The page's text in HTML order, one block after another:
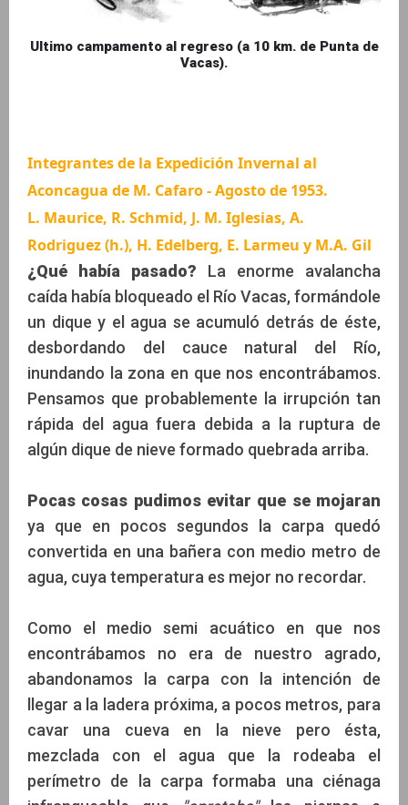
Ultimo campamento al regreso (a 10 km. de Punta de
Vacas).
Integrantes de la Expedición Invernal al
Aconcagua de M. Cafaro - Agosto de 1953.
L. Maurice, R. Schmid, J. M. Iglesias, A.
Rodriguez (h.), H. Edelberg, E. Larmeu y M.A. Gil
¿Qué había pasado? La enorme avalancha
caída había bloqueado el Río Vacas, formándole
un dique y el agua se acumuló detrás de éste,
desbordando del cauce natural del Río,
inundando la zona en que nos encontrábamos.
Pensamos que probablemente la irrupción tan
rápida del agua fuera debida a la ruptura de
algún dique de nieve formado quebrada arriba.
Pocas cosas pudimos evitar que se mojaran
ya que en pocos segundos la carpa quedó
convertida en una bañera con medio metro de
agua, cuya temperatura es mejor no recordar.
Como el medio semi acuático en que nos
encontrábamos no era de nuestro agrado,
abandonamos la carpa con la intención de
llegar a la ladera próxima, a pocos metros, para
cavar una cueva en la nieve pero ésta,
mezclada con el agua que la rodeaba el
perímetro de la carpa formaba una ciénaga